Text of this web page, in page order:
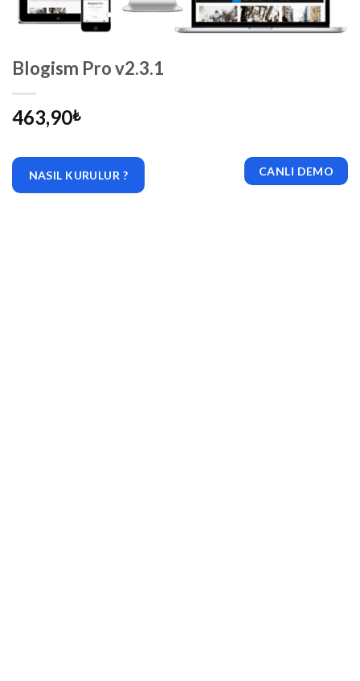
Blogism Pro v2.3.1
463,90₺
NASIL KURULUR ? CANLI DEMO